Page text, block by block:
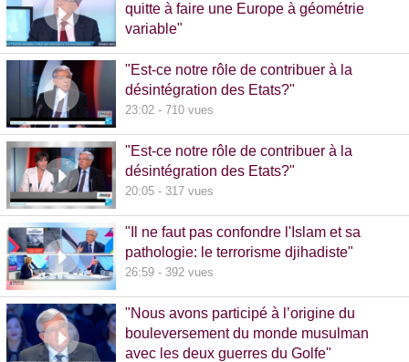
quitte à faire une Europe à géométrie
variable"
"Est-ce notre rôle de contribuer à la
désintégration des Etats?"
23:02 - 710 vues
"Est-ce notre rôle de contribuer à la
désintégration des Etats?"
20:05 - 317 vues
"Il ne faut pas confondre l'Islam et sa
pathologie: le terrorisme djihadiste"
26:59 - 392 vues
"Nous avons participé à l’origine du
bouleversement du monde musulman
avec les deux guerres du Golfe"